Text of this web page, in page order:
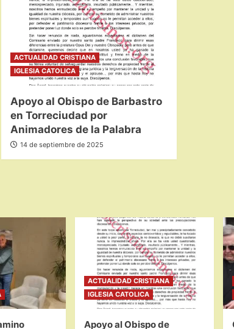
ACTUALIDAD CRISTIANA
IGLESIA CATOLICA
Apoyo al Obispo de Barbastro
en Torreciudad por
Animadores de la Palabra
14 de septiembre de 2025
ACTUALIDAD CRISTIANA
IGLESIA CATOLICA
Apoyo al Obispo de